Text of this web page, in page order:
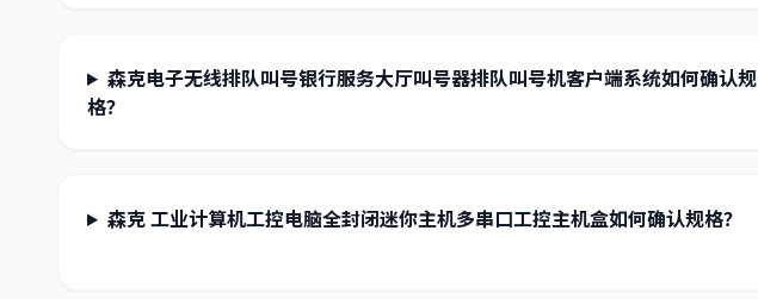
森克电子无线排队叫号银行服务大厅叫号器排队叫号机客户端系统如何确认规
格？
森克 工业计算机工控电脑全封闭迷你主机多串口工控主机盒如何确认规格？